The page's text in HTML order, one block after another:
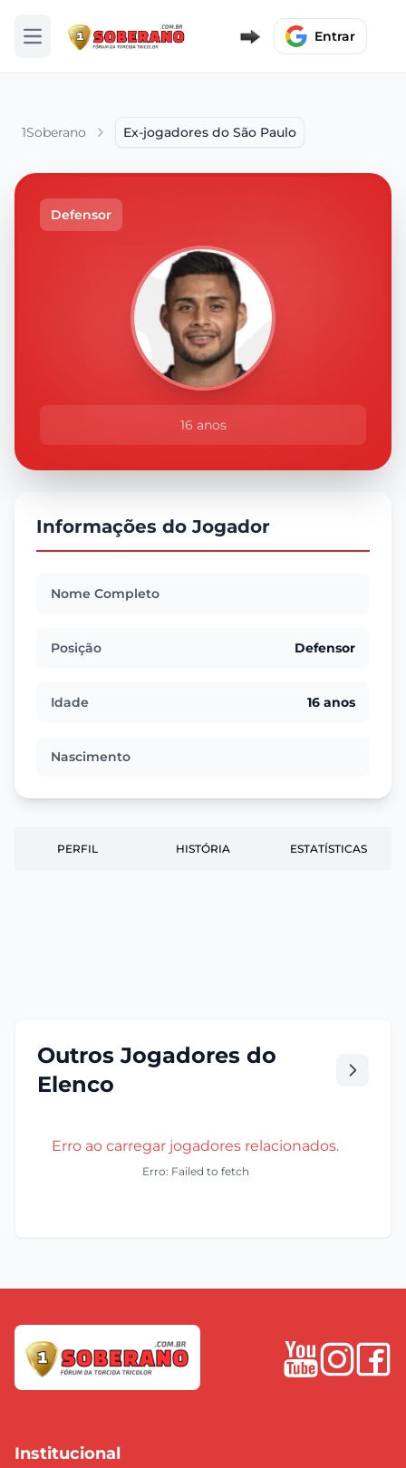
Abrir menu Entrar
1Soberano Ex-jogadores do São Paulo
Defensor
16 anos
Informações do Jogador
Nome Completo
Posição Defensor
Idade 16 anos
Nascimento
PERFIL HISTÓRIA ESTATÍSTICAS
Outros Jogadores do
Elenco
Erro ao carregar jogadores relacionados.
Erro: Failed to fetch
Institucional